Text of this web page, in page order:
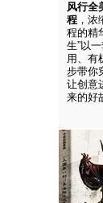
风行全
程 ，
程的精
生”以
用、有
步带你
让创意
来的